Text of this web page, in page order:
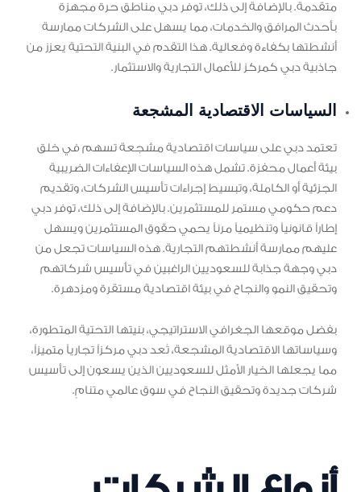
متقدمة. بالإضافة إلى ذلك، توفر دبي مناطق حرة مجهزة
بأحدث المرافق والخدمات، مما يسهل على الشركات ممارسة
أنشطتها بكفاءة وفعالية. هذا التقدم في البنية التحتية يعزز من
جاذبية دبي كمركز للأعمال التجارية والاستثمار.
السياسات الاقتصادية المشجعة
تعتمد دبي على سياسات اقتصادية مشجعة تسهم في خلق
بيئة أعمال محفزة. تشمل هذه السياسات الإعفاءات الضريبية
الجزئية أو الكاملة، وتبسيط إجراءات تأسيس الشركات، وتقديم
دعم حكومي مستمر للمستثمرين. بالإضافة إلى ذلك، توفر دبي
إطاراً قانونياً وتنظيمياً مرناً يحمي حقوق المستثمرين ويسهل
عليهم ممارسة أنشطتهم التجارية. هذه السياسات تجعل من
دبي وجهة جذابة للسعوديين الراغبين في تأسيس شركاتهم
وتحقيق النمو والنجاح في بيئة اقتصادية مستقرة ومزدهرة.
بفضل موقعها الجغرافي الاستراتيجي، بنيتها التحتية المتطورة،
وسياساتها الاقتصادية المشجعة، تُعد دبي مركزاً تجارياً متميزاً،
مما يجعلها الخيار الأمثل للسعوديين الذين يسعون إلى تأسيس
شركات جديدة وتحقيق النجاح في سوق عالمي متنامٍ.